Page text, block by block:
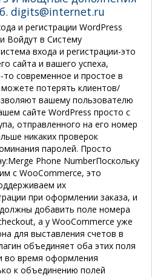
digits@internet.ru
и регистрации WordPress​
Войдут в Систему
входа и регистрации-это
сайта и вашего успеха,
современное и простое в
потерять клиентов/
вашему пользователю
сайте WordPress просто с
отправленного на его номер
никаких проверок
паролей. Просто
Merge Phone NumberПоскольку
с WooCommerce, это
их
при оформлении заказа, и
добавить поле номера
а у WooCommerce уже
для выставления счетов в
объединяет оба этих поля
во время оформления
к объединению полей